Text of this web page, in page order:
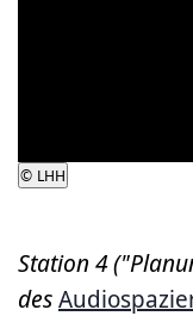
© LHH
Station 4
des